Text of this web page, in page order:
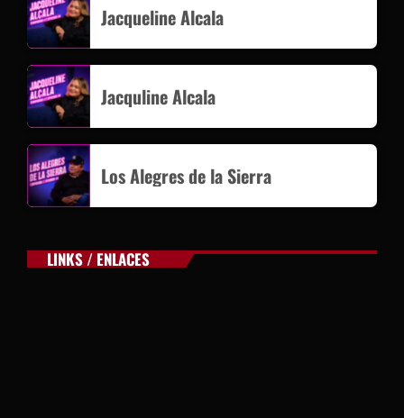
Jacqueline Alcala
Jacquline Alcala
Los Alegres de la Sierra
LINKS / ENLACES